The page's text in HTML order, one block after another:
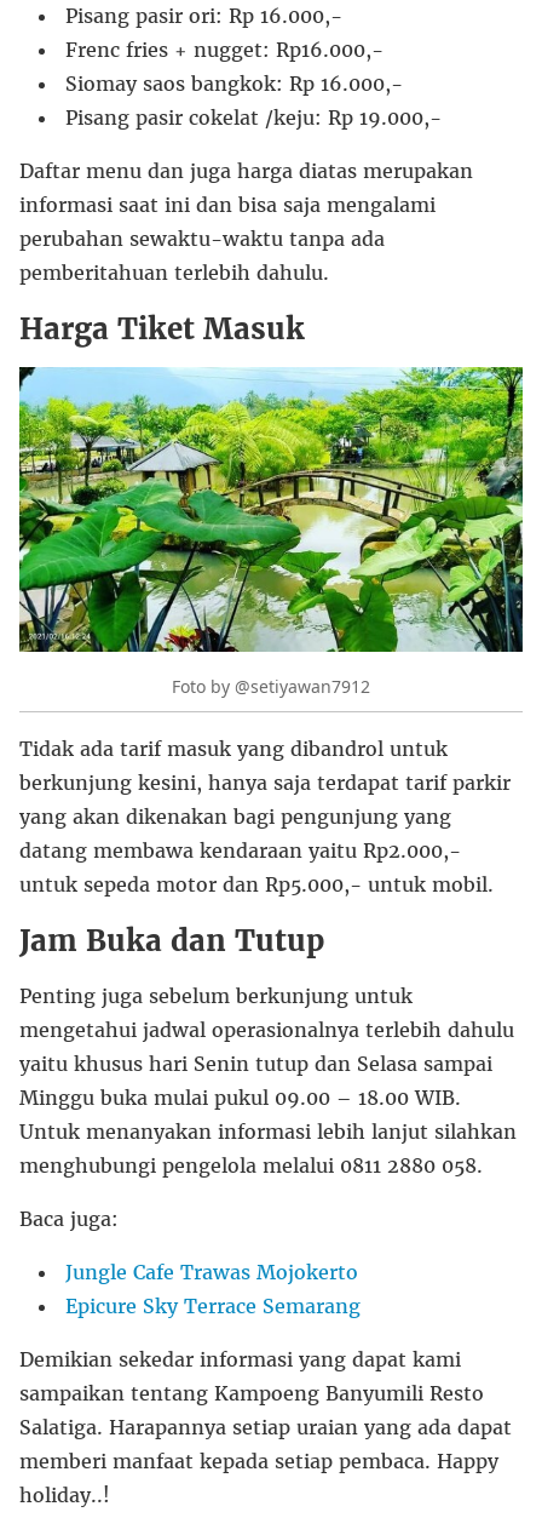
Pisang pasir ori: Rp 16.000,-
Frenc fries + nugget: Rp16.000,-
Siomay saos bangkok: Rp 16.000,-
Pisang pasir cokelat /keju: Rp 19.000,-
Daftar menu dan juga harga diatas merupakan
informasi saat ini dan bisa saja mengalami
perubahan sewaktu-waktu tanpa ada
pemberitahuan terlebih dahulu.
Harga Tiket Masuk
Foto by @setiyawan7912
Tidak ada tarif masuk yang dibandrol untuk
berkunjung kesini, hanya saja terdapat tarif parkir
yang akan dikenakan bagi pengunjung yang
datang membawa kendaraan yaitu Rp2.000,-
untuk sepeda motor dan Rp5.000,- untuk mobil.
Jam Buka dan Tutup
Penting juga sebelum berkunjung untuk
mengetahui jadwal operasionalnya terlebih dahulu
yaitu khusus hari Senin tutup dan Selasa sampai
Minggu buka mulai pukul 09.00 – 18.00 WIB.
Untuk menanyakan informasi lebih lanjut silahkan
menghubungi pengelola melalui 0811 2880 058.
Baca juga:
Jungle Cafe Trawas Mojokerto
Epicure Sky Terrace Semarang
Demikian sekedar informasi yang dapat kami
sampaikan tentang Kampoeng Banyumili Resto
Salatiga. Harapannya setiap uraian yang ada dapat
memberi manfaat kepada setiap pembaca. Happy
holiday..!